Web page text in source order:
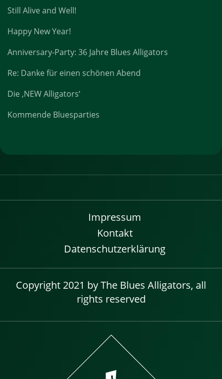
Still Alive and Well!
Happy New Year!
Anniversary-Party: 36 Jahre Blues Alligators
Re: Danke für einen schönen Abend
Die ‚NEW Alligators‘
Kommende Bluesparties
Impressum
Kontakt
Datenschutzerklärung
Copyright 2021 by The Blues Alligators, all
rights reserved